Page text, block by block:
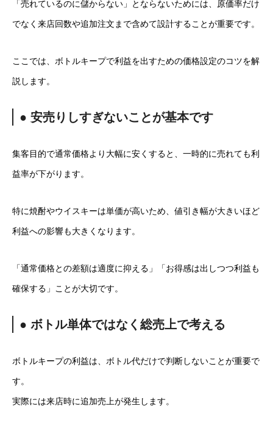
「売れているのに儲からない」とならないためには、原価率だけ
でなく来店回数や追加注文まで含めて設計することが重要です。
ここでは、ボトルキープで利益を出すための価格設定のコツを解
説します。
● 安売りしすぎないことが基本です
集客目的で通常価格より大幅に安くすると、一時的に売れても利
益率が下がります。
特に焼酎やウイスキーは単価が高いため、値引き幅が大きいほど
利益への影響も大きくなります。
「通常価格との差額は適度に抑える」「お得感は出しつつ利益も
確保する」ことが大切です。
● ボトル単体ではなく総売上で考える
ボトルキープの利益は、ボトル代だけで判断しないことが重要で
す。
実際には来店時に追加売上が発生します。